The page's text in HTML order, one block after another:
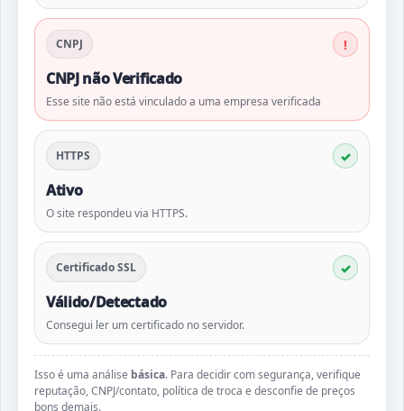
CNPJ
CNPJ não Verificado
Esse site não está vinculado a uma empresa verificada
HTTPS
Ativo
O site respondeu via HTTPS.
Certificado SSL
Válido/Detectado
Consegui ler um certificado no servidor.
Isso é uma análise básica. Para decidir com segurança, verifique
reputação, CNPJ/contato, política de troca e desconfie de preços
bons demais.